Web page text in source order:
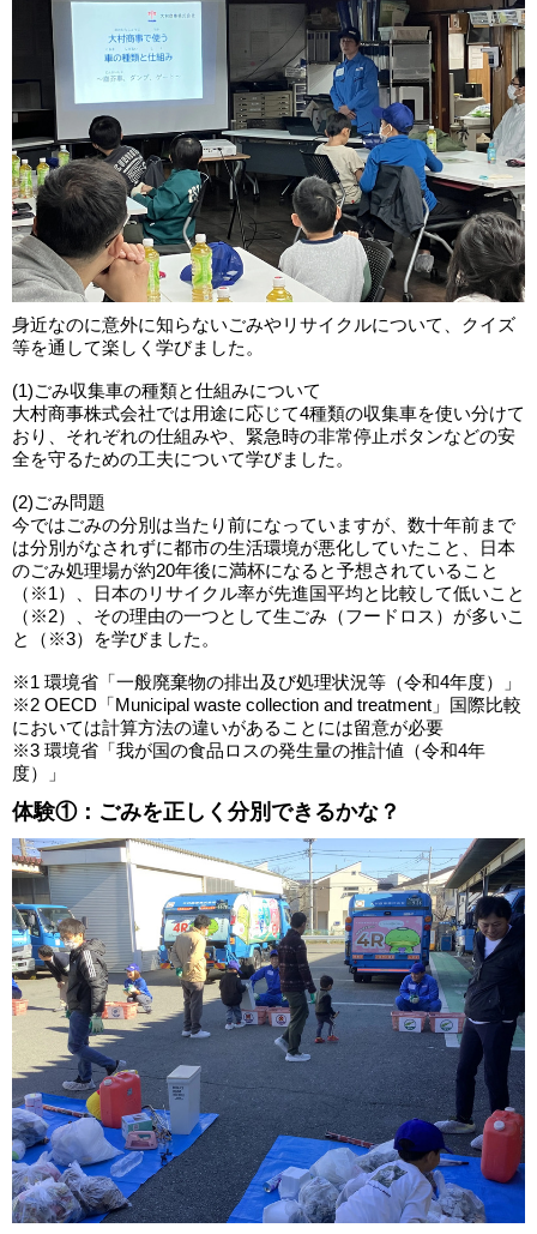
身近なのに意外に知らないごみやリサイクルについて、クイズ
等を通して楽しく学びました。
(1)ごみ収集車の種類と仕組みについて
大村商事株式会社では用途に応じて4種類の収集車を使い分けて
おり、それぞれの仕組みや、緊急時の非常停止ボタンなどの安
全を守るための工夫について学びました。
(2)ごみ問題
今ではごみの分別は当たり前になっていますが、数十年前まで
は分別がなされずに都市の生活環境が悪化していたこと、日本
のごみ処理場が約20年後に満杯になると予想されていること
（※1）、日本のリサイクル率が先進国平均と比較して低いこと
（※2）、その理由の一つとして生ごみ（フードロス）が多いこ
と（※3）を学びました。
※1 環境省「一般廃棄物の排出及び処理状況等（令和4年度）」
※2 OECD「Municipal waste collection and treatment」国際比較
においては計算方法の違いがあることには留意が必要
※3 環境省「我が国の食品ロスの発生量の推計値（令和4年
度）」
体験①：ごみを正しく分別できるかな？